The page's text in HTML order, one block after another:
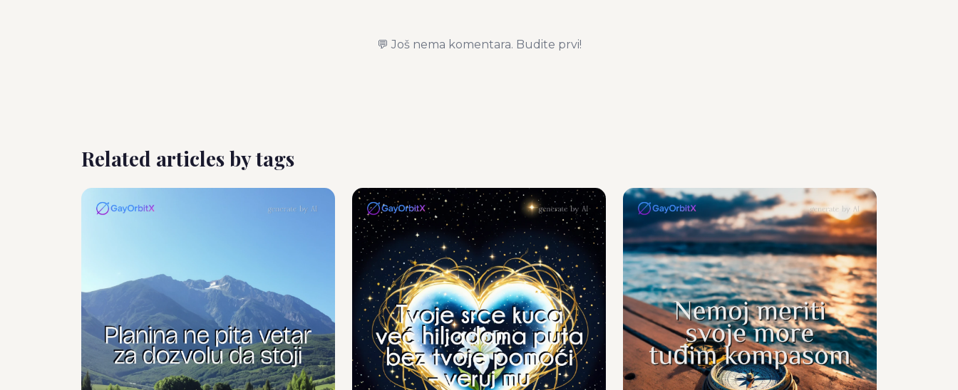
💬 Još nema komentara. Budite prvi!
Related articles by tags